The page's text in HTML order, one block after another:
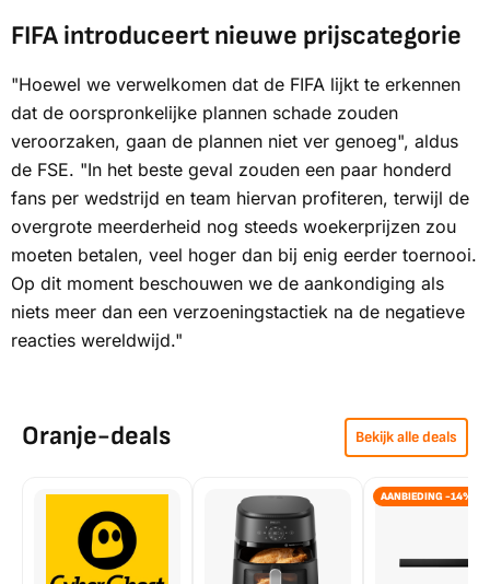
FIFA introduceert nieuwe prijscategorie
"Hoewel we verwelkomen dat de FIFA lijkt te erkennen
dat de oorspronkelijke plannen schade zouden
veroorzaken, gaan de plannen niet ver genoeg", aldus
de FSE. "In het beste geval zouden een paar honderd
fans per wedstrijd en team hiervan profiteren, terwijl de
overgrote meerderheid nog steeds woekerprijzen zou
moeten betalen, veel hoger dan bij enig eerder toernooi.
Op dit moment beschouwen we de aankondiging als
niets meer dan een verzoeningstactiek na de negatieve
reacties wereldwijd."
Oranje-deals Bekijk alle deals
AANBIEDING -14%